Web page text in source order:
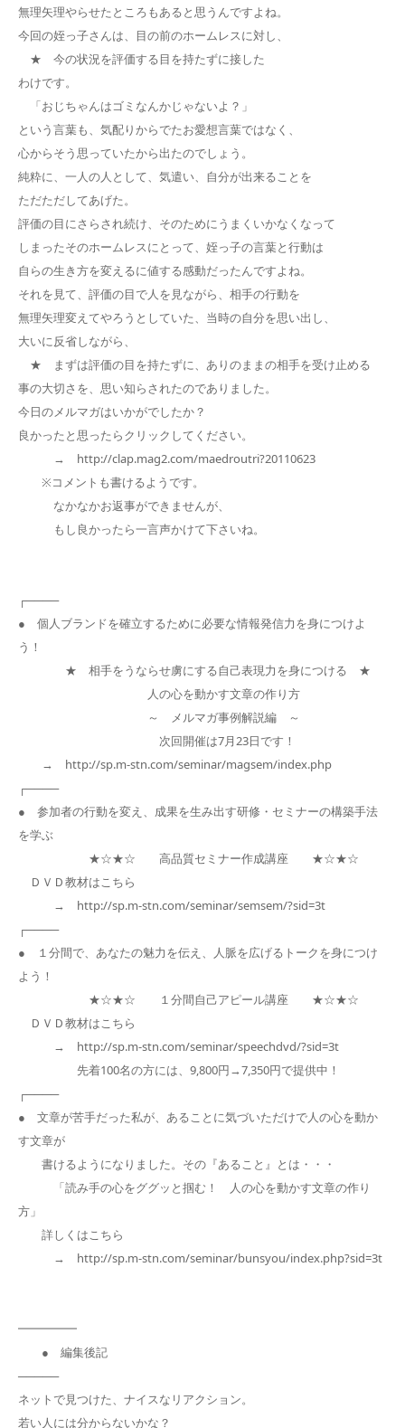
無理矢理やらせたところもあると思うんですよね。
今回の姪っ子さんは、目の前のホームレスに対し、
★ 今の状況を評価する目を持たずに接した
わけです。
「おじちゃんはゴミなんかじゃないよ？」
という言葉も、気配りからでたお愛想言葉ではなく、
心からそう思っていたから出たのでしょう。
純粋に、一人の人として、気遣い、自分が出来ることを
ただただしてあげた。
評価の目にさらされ続け、そのためにうまくいかなくなって
しまったそのホームレスにとって、姪っ子の言葉と行動は
自らの生き方を変えるに値する感動だったんですよね。
それを見て、評価の目で人を見ながら、相手の行動を
無理矢理変えてやろうとしていた、当時の自分を思い出し、
大いに反省しながら、
★ まずは評価の目を持たずに、ありのままの相手を受け止める
事の大切さを、思い知らされたのでありました。
今日のメルマガはいかがでしたか？
良かったと思ったらクリックしてください。
→ http://clap.mag2.com/maedroutri?20110623
※コメントも書けるようです。
なかなかお返事ができませんが、
もし良かったら一言声かけて下さいね。
┌────
● 個人ブランドを確立するために必要な情報発信力を身につけよ
う！
★ 相手をうならせ虜にする自己表現力を身につける ★
人の心を動かす文章の作り方
～ メルマガ事例解説編 ～
次回開催は7月23日です！
→ http://sp.m-stn.com/seminar/magsem/index.php
┌────
● 参加者の行動を変え、成果を生み出す研修・セミナーの構築手法
を学ぶ
★☆★☆ 高品質セミナー作成講座 ★☆★☆
ＤＶＤ教材はこちら
→ http://sp.m-stn.com/seminar/semsem/?sid=3t
┌────
● １分間で、あなたの魅力を伝え、人脈を広げるトークを身につけ
よう！
★☆★☆ １分間自己アピール講座 ★☆★☆
ＤＶＤ教材はこちら
→ http://sp.m-stn.com/seminar/speechdvd/?sid=3t
先着100名の方には、9,800円→7,350円で提供中！
┌────
● 文章が苦手だった私が、あることに気づいただけで人の心を動か
す文章が
書けるようになりました。その『あること』とは・・・
「読み手の心をググッと掴む！ 人の心を動かす文章の作り
方」
詳しくはこちら
→ http://sp.m-stn.com/seminar/bunsyou/index.php?sid=3t
━━━━━
● 編集後記
─────
ネットで見つけた、ナイスなリアクション。
若い人には分からないかな？